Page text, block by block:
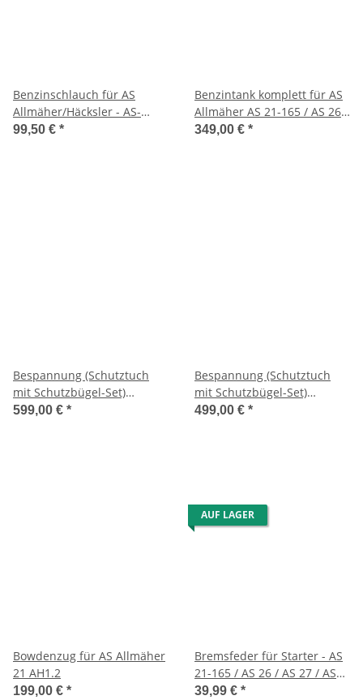
Benzinschlauch für AS
Allmäher/Häcksler - AS-
Motor 6 PS
99,50 € *
Benzintank komplett für AS
Allmäher AS 21-165 / AS 26 /
AS 27 / AS 45 / AS 53/21
349,00 € *
Bespannung (Schutztuch
mit Schutzbügel-Set)
schwarz für AS Allmäher
599,00 € *
Bespannung (Schutztuch
mit Schutzbügel-Set)
schwarz für AS Allmäher
499,00 € *
Bowdenzug für AS Allmäher
21 AH1.2
199,00 € *
AUF LAGER
Bremsfeder für Starter - AS
21-165 / AS 26 / AS 27 / AS
45 / AS 53 /26-AH8/28-3 usw.
39,99 € *